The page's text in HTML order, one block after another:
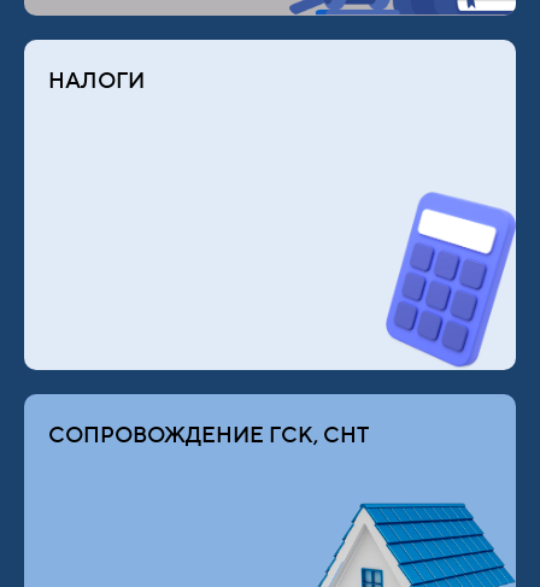
НАЛОГИ
СОПРОВОЖДЕНИЕ ГСК, СНТ